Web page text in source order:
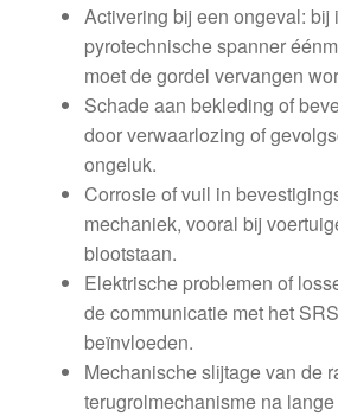
Activering bij een ongeval: bij
pyrotechnische spanner
moet de gordel vervangen
Schade aan bekleding of
door verwaarlozing of
ongeluk.
Corrosie of vuil in
mechaniek, vooral bij
blootstaan.
Elektrische problemen of
de communicatie met het
beïnvloeden.
Mechanische slijtage van de
terugrolmechanisme na